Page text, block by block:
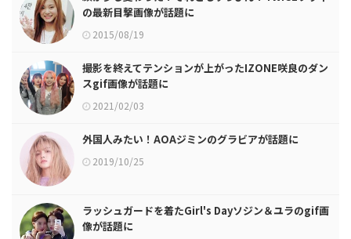
の最新目撃画像が話題に
2015/08/19
撮影を終えてテンションが上がったIZONE咲良のダン
スgif画像が話題に
2021/02/03
外国人みたい！AOAジミンのグラビアが話題に
2019/10/25
ラッシュガードを着たGirl's Dayソジン＆ユラのgif画
像が話題に